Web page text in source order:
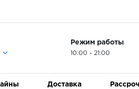
Режим работы
10:00 - 21:00
Доставка